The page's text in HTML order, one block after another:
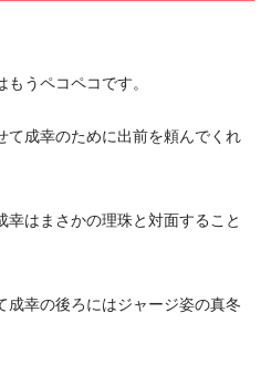
うペコペコです。
て成幸のために出前を頼んでくれ
幸はまさかの理珠と対面すること
成幸の後ろにはジャージ姿の真冬